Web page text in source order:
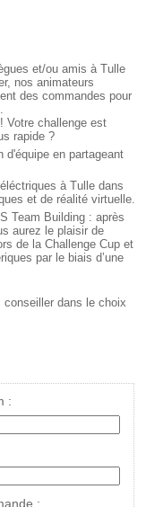
et/ou amis à Tulle
nos animateurs
des commandes pour
Votre challenge est
rapide ?
d'équipe en partageant
à Tulle dans
et de réalité virtuelle.
Team Building : après
aurez le plaisir de
de la Challenge Cup et
par le biais d’une
dans le choix
:
: